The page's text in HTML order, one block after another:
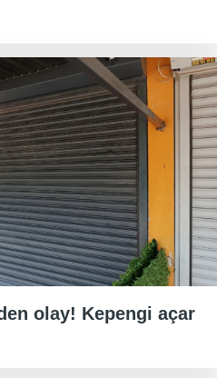
olay! Kepengi açar